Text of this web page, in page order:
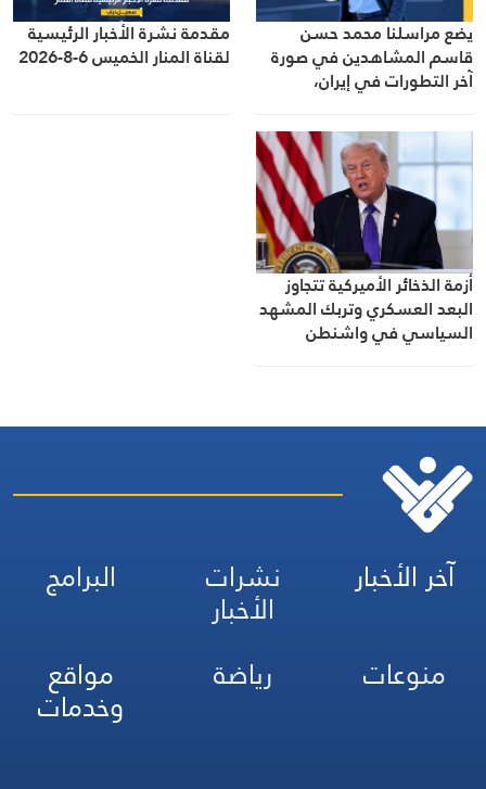
يضع مراسلنا محمد حسن
قاسم المشاهدين في صورة
آخر التطورات في إيران،
الساحتين السياسية
والميدانية، إلى جانب المواقف
الرسمية وأبرز التطورات ذات
الصلة بالشأنين الداخلي
والإقليمي
مقدمة نشرة الأخبار الرئيسية
لقناة المنار الخميس 6-8-2026
أزمة الذخائر الأميركية تتجاوز
البعد العسكري وتربك المشهد
السياسي في واشنطن
آخر الأخبار نشرات
الأخبار
البرامج
منوعات
رياضة مواقع
وخدمات